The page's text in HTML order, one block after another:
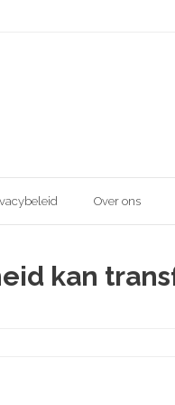
Over ons
kan